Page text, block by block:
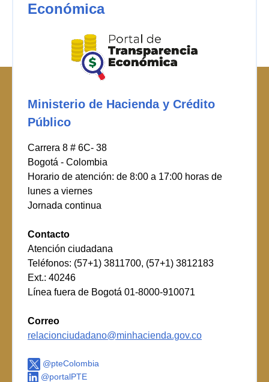
Económica
Ministerio de Hacienda y Crédito
Público
Carrera 8 # 6C- 38
Bogotá - Colombia
Horario de atención: de 8:00 a 17:00 horas de
lunes a viernes
Jornada continua
Contacto
Atención ciudadana
Teléfonos: (57+1) 3811700, (57+1) 3812183
Ext.: 40246
Línea fuera de Bogotá 01-8000-910071
Correo
relacionciudadano@minhacienda.gov.co
@pteColombia
@portalPTE